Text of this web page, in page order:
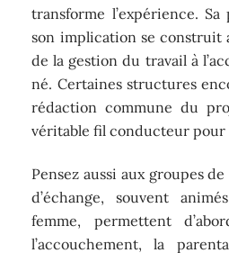
transforme l’expérience. Sa
son implication se construit
de la gestion du travail à
né. Certaines structures
rédaction commune du
véritable fil conducteur pour
Pensez aussi aux groupes
d’échange, souvent
femme, permettent
l’accouchement, la